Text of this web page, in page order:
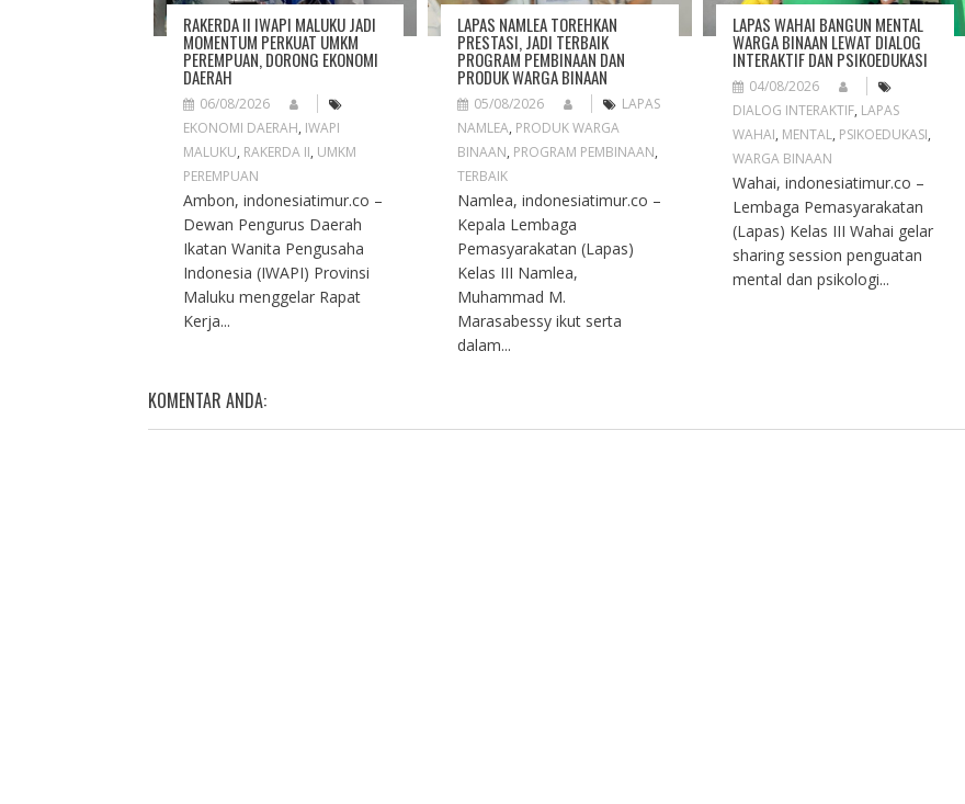
O
N
RAKERDA II IWAPI MALUKU JADI
MOMENTUM PERKUAT UMKM
PEREMPUAN, DORONG EKONOMI
DAERAH
06/08/2026
EKONOMI DAERAH, IWAPI
MALUKU, RAKERDA II, UMKM
PEREMPUAN
Ambon, indonesiatimur.co –
Dewan Pengurus Daerah
Ikatan Wanita Pengusaha
Indonesia (IWAPI) Provinsi
Maluku menggelar Rapat
Kerja...
LAPAS NAMLEA TOREHKAN
PRESTASI, JADI TERBAIK
PROGRAM PEMBINAAN DAN
PRODUK WARGA BINAAN
05/08/2026
LAPAS
NAMLEA, PRODUK WARGA
BINAAN, PROGRAM PEMBINAAN,
TERBAIK
Namlea, indonesiatimur.co –
Kepala Lembaga
Pemasyarakatan (Lapas)
Kelas III Namlea,
Muhammad M.
Marasabessy ikut serta
dalam...
LAPAS WAHAI BANGUN MENTAL
WARGA BINAAN LEWAT DIALOG
INTERAKTIF DAN PSIKOEDUKASI
04/08/2026
DIALOG INTERAKTIF, LAPAS
WAHAI, MENTAL, PSIKOEDUKASI,
WARGA BINAAN
Wahai, indonesiatimur.co –
Lembaga Pemasyarakatan
(Lapas) Kelas III Wahai gelar
sharing session penguatan
mental dan psikologi...
KOMENTAR ANDA: